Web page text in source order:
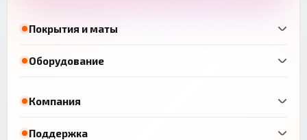
Покрытия и маты
Оборудование
Компания
Поддержка